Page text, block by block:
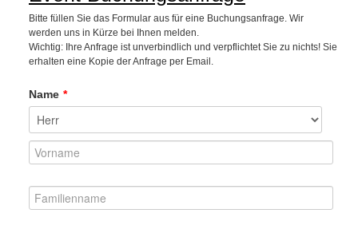
Bitte füllen Sie das Formular aus für eine Buchungsanfrage. Wir
werden uns in Kürze bei Ihnen melden.
Wichtig: Ihre Anfrage ist unverbindlich und verpflichtet Sie zu nichts! Sie
erhalten eine Kopie der Anfrage per Email.
Name *